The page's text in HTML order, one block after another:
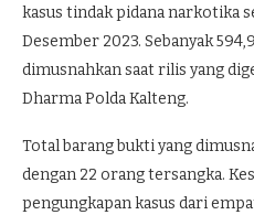
kasus tindak pidana narkotika
Desember 2023. Sebanyak
dimusnahkan saat rilis yang
Dharma Polda Kalteng.
Total barang bukti yang
dengan 22 orang tersangka.
pengungkapan kasus dari